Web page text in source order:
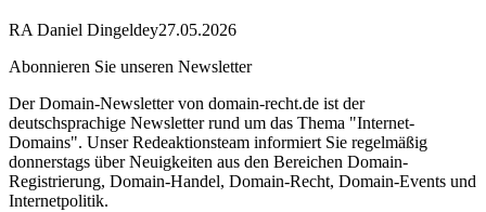
RA Daniel Dingeldey27.05.2026
Abonnieren Sie unseren Newsletter
Der Domain-Newsletter von domain-recht.de ist der
deutschsprachige Newsletter rund um das Thema "Internet-
Domains". Unser Redeaktionsteam informiert Sie regelmäßig
donnerstags über Neuigkeiten aus den Bereichen Domain-
Registrierung, Domain-Handel, Domain-Recht, Domain-Events und
Internetpolitik.